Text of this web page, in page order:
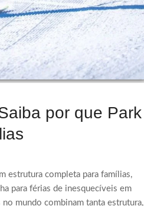
por que Park
estrutura completa para famílias,
para férias de inesquecíveis em
mundo combinam tanta estrutura,